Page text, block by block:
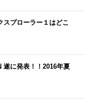
スプローラー１はどこ
遂に発表！！2016年夏